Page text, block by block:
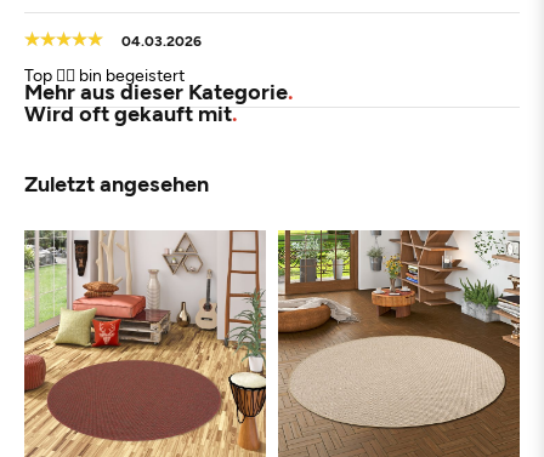
04.03.2026
Top 👍🏼 bin begeistert
Mehr aus dieser Kategorie
Wird oft gekauft mit
Zuletzt angesehen